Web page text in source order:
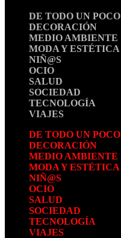
DE TODO UN POCO
DECORACIÓN
MEDIO AMBIENTE
MODA Y ESTÉTICA
NIÑ@S
OCIO
SALUD
SOCIEDAD
TECNOLOGÍA
VIAJES
DE TODO UN POCO
DECORACIÓN
MEDIO AMBIENTE
MODA Y ESTÉTICA
NIÑ@S
OCIO
SALUD
SOCIEDAD
TECNOLOGÍA
VIAJES